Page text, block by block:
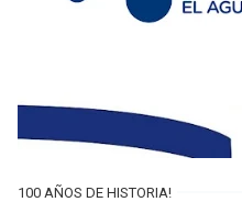
100 AÑOS DE HISTORIA!